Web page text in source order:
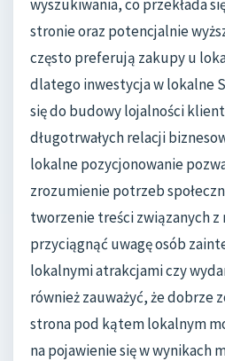
wyszukiwania, co przekłada
stronie oraz potencjalnie
często preferują zakupy u
dlatego inwestycja w lokalne
się do budowy lojalności
długotrwałych relacji
lokalne pozycjonowanie
zrozumienie potrzeb
tworzenie treści związanych z
przyciągnąć uwagę osób
lokalnymi atrakcjami czy
również zauważyć, że dobrze
strona pod kątem lokalnym
na pojawienie się w wynikach